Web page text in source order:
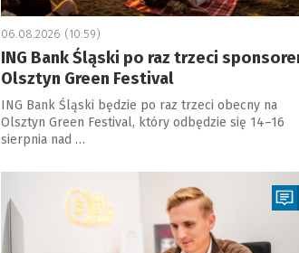
06.08.2026 (10:59)
ING Bank Śląski po raz trzeci
Olsztyn Green Festival
ING Bank Śląski będzie po raz trzeci obecny na
Olsztyn Green Festival, który odbędzie się 14–16
sierpnia nad …
a